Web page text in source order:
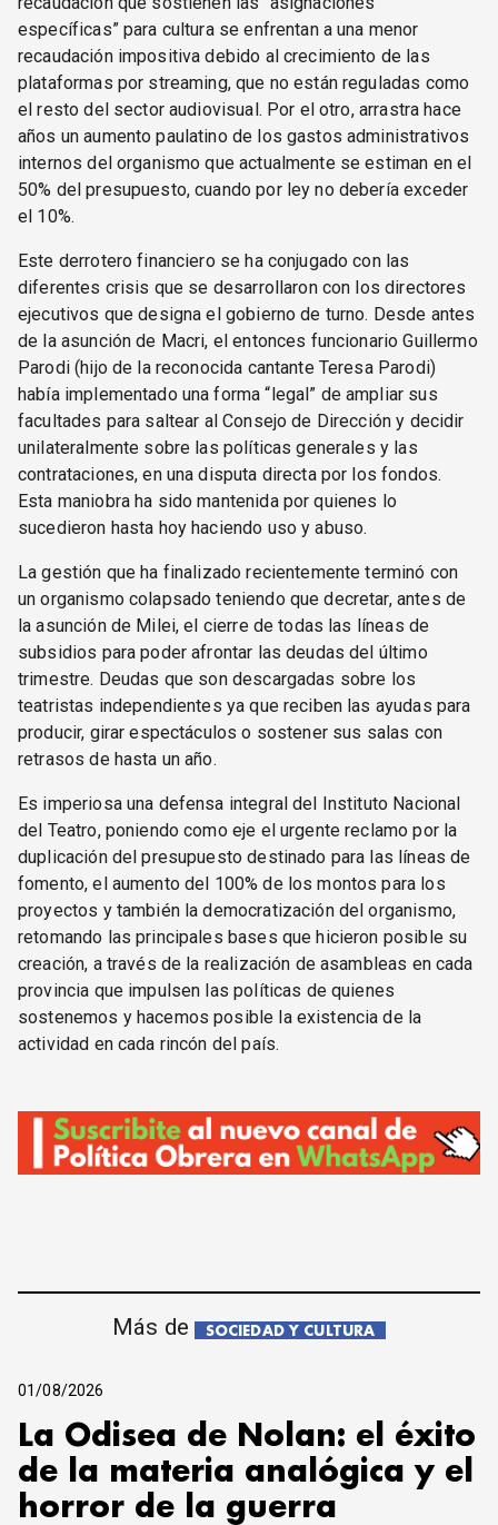
específicas” para cultura se enfrentan a una menor
recaudación impositiva debido al crecimiento de las
plataformas por streaming, que no están reguladas como
el resto del sector audiovisual. Por el otro, arrastra hace
años un aumento paulatino de los gastos administrativos
internos del organismo que actualmente se estiman en el
50% del presupuesto, cuando por ley no debería exceder
el 10%.
Este derrotero financiero se ha conjugado con las
diferentes crisis que se desarrollaron con los directores
ejecutivos que designa el gobierno de turno. Desde antes
de la asunción de Macri, el entonces funcionario Guillermo
Parodi (hijo de la reconocida cantante Teresa Parodi)
había implementado una forma “legal” de ampliar sus
facultades para saltear al Consejo de Dirección y decidir
unilateralmente sobre las políticas generales y las
contrataciones, en una disputa directa por los fondos.
Esta maniobra ha sido mantenida por quienes lo
sucedieron hasta hoy haciendo uso y abuso.
La gestión que ha finalizado recientemente terminó con
un organismo colapsado teniendo que decretar, antes de
la asunción de Milei, el cierre de todas las líneas de
subsidios para poder afrontar las deudas del último
trimestre. Deudas que son descargadas sobre los
teatristas independientes ya que reciben las ayudas para
producir, girar espectáculos o sostener sus salas con
retrasos de hasta un año.
Es imperiosa una defensa integral del Instituto Nacional
del Teatro, poniendo como eje el urgente reclamo por la
duplicación del presupuesto destinado para las líneas de
fomento, el aumento del 100% de los montos para los
proyectos y también la democratización del organismo,
retomando las principales bases que hicieron posible su
creación, a través de la realización de asambleas en cada
provincia que impulsen las políticas de quienes
sostenemos y hacemos posible la existencia de la
actividad en cada rincón del país.
Más de SOCIEDAD Y CULTURA
01/08/2026
La Odisea de Nolan: el éxito
de la materia analógica y el
horror de la guerra